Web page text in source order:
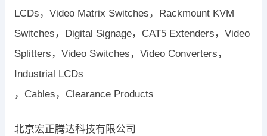
LCDs，Video Matrix Switches，Rackmount KVM
Switches，Digital Signage，CAT5 Extenders，Video
Splitters，Video Switches，Video Converters，
Industrial LCDs
，Cables，Clearance Products
北京宏正腾达科技有限公司